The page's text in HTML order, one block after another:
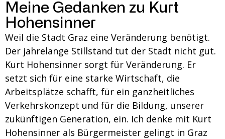
Meine Gedanken zu Kurt
Hohensinner
Weil die Stadt Graz eine Veränderung benötigt.
Der jahrelange Stillstand tut der Stadt nicht gut.
Kurt Hohensinner sorgt für Veränderung. Er
setzt sich für eine starke Wirtschaft, die
Arbeitsplätze schafft, für ein ganzheitliches
Verkehrskonzept und für die Bildung, unserer
zukünftigen Generation, ein. Ich denke mit Kurt
Hohensinner als Bürgermeister gelingt in Graz